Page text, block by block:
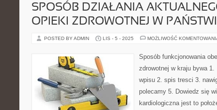
SPOSÓB DZIAŁANIA
OPIEKI ZDROWOTNEJ W
POSTED BY ADMIN LIS - 5 - 2025 MOŻLIWOŚĆ
Sposób funkcjonowania
zdrowotnej w kraju bywa 1.
wpisu 2. spis tresci 3.
polecamy 5. Dowiedz się
kardiologiczna jest to